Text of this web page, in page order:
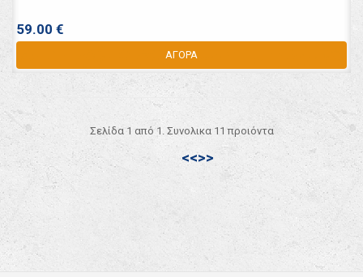
59.00 €
ΑΓΟΡΑ
Σελίδα 1 από 1. Συνολικα 11 προιόντα
<<>>